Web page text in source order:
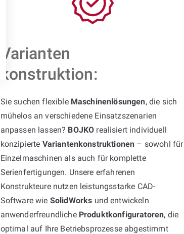
Varianten
konstruktion:
Sie suchen flexible Maschinenlösungen, die sich
mühelos an verschiedene Einsatzszenarien
anpassen lassen? BOJKO realisiert individuell
konzipierte Variantenkonstruktionen – sowohl für
Einzelmaschinen als auch für komplette
Serienfertigungen. Unsere erfahrenen
Konstrukteure nutzen leistungsstarke CAD-
Software wie SolidWorks und entwickeln
anwenderfreundliche Produktkonfiguratoren, die
optimal auf Ihre Betriebsprozesse abgestimmt